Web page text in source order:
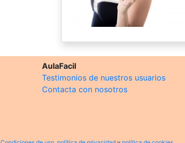
AulaFacil
Testimonios de nuestros usuarios
Contacta con nosotros